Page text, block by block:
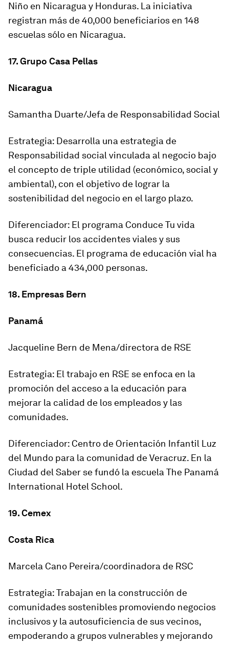
Niño en Nicaragua y Honduras. La iniciativa
registran más de 40,000 beneficiarios en 148
escuelas sólo en Nicaragua.
17. Grupo Casa Pellas
Nicaragua
Samantha Duarte/Jefa de Responsabilidad Social
Estrategia: Desarrolla una estrategia de
Responsabilidad social vinculada al negocio bajo
el concepto de triple utilidad (económico, social y
ambiental), con el objetivo de lograr la
sostenibilidad del negocio en el largo plazo.
Diferenciador: El programa Conduce Tu vida
busca reducir los accidentes viales y sus
consecuencias. El programa de educación vial ha
beneficiado a 434,000 personas.
18. Empresas Bern
Panamá
Jacqueline Bern de Mena/directora de RSE
Estrategia: El trabajo en RSE se enfoca en la
promoción del acceso a la educación para
mejorar la calidad de los empleados y las
comunidades.
Diferenciador: Centro de Orientación Infantil Luz
del Mundo para la comunidad de Veracruz. En la
Ciudad del Saber se fundó la escuela The Panamá
International Hotel School.
19. Cemex
Costa Rica
Marcela Cano Pereira/coordinadora de RSC
Estrategia: Trabajan en la construcción de
comunidades sostenibles promoviendo negocios
inclusivos y la autosuficiencia de sus vecinos,
empoderando a grupos vulnerables y mejorando